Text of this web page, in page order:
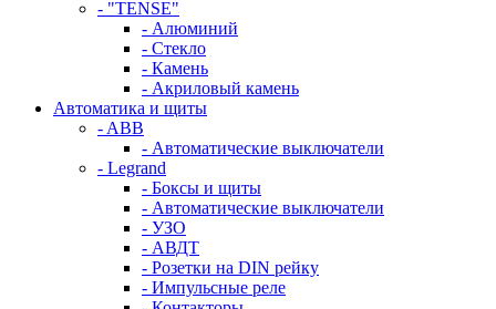
- "TENSE"
- Алюминий
- Стекло
- Камень
- Акриловый камень
Автоматика и щиты
- ABB
- Автоматические выключатели
- Legrand
- Боксы и щиты
- Автоматические выключатели
- УЗО
- АВДТ
- Розетки на DIN рейку
- Импульсные реле